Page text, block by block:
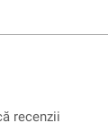
recenzii